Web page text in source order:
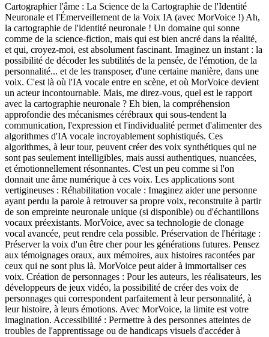
Cartographier l'âme : La Science de la Cartographie de l'Identité
Neuronale et l'Émerveillement de la Voix IA (avec MorVoice !) Ah,
la cartographie de l'identité neuronale ! Un domaine qui sonne
comme de la science-fiction, mais qui est bien ancré dans la réalité,
et qui, croyez-moi, est absolument fascinant. Imaginez un instant : la
possibilité de décoder les subtilités de la pensée, de l'émotion, de la
personnalité... et de les transposer, d'une certaine manière, dans une
voix. C'est là où l'IA vocale entre en scène, et où MorVoice devient
un acteur incontournable. Mais, me direz-vous, quel est le rapport
avec la cartographie neuronale ? Eh bien, la compréhension
approfondie des mécanismes cérébraux qui sous-tendent la
communication, l'expression et l'individualité permet d'alimenter des
algorithmes d'IA vocale incroyablement sophistiqués. Ces
algorithmes, à leur tour, peuvent créer des voix synthétiques qui ne
sont pas seulement intelligibles, mais aussi authentiques, nuancées,
et émotionnellement résonnantes. C'est un peu comme si l'on
donnait une âme numérique à ces voix. Les applications sont
vertigineuses : Réhabilitation vocale : Imaginez aider une personne
ayant perdu la parole à retrouver sa propre voix, reconstruite à partir
de son empreinte neuronale unique (si disponible) ou d'échantillons
vocaux préexistants. MorVoice, avec sa technologie de clonage
vocal avancée, peut rendre cela possible. Préservation de l'héritage :
Préserver la voix d'un être cher pour les générations futures. Pensez
aux témoignages oraux, aux mémoires, aux histoires racontées par
ceux qui ne sont plus là. MorVoice peut aider à immortaliser ces
voix. Création de personnages : Pour les auteurs, les réalisateurs, les
développeurs de jeux vidéo, la possibilité de créer des voix de
personnages qui correspondent parfaitement à leur personnalité, à
leur histoire, à leurs émotions. Avec MorVoice, la limite est votre
imagination. Accessibilité : Permettre à des personnes atteintes de
troubles de l'apprentissage ou de handicaps visuels d'accéder à